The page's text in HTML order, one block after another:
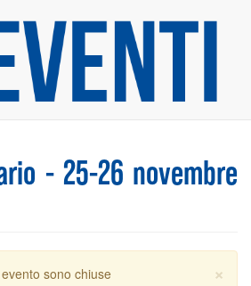
- 25-26 novembre
×
sono chiuse